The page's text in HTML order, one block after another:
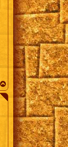
a
u